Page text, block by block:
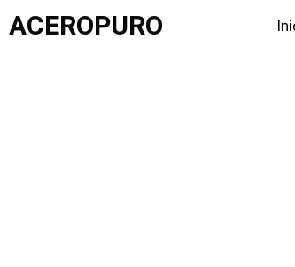
Saltar
alACEROPURO